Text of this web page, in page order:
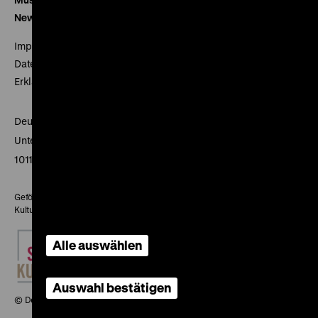
Newsletter
Impressum
Datenschutz
Erklärung digitale Barrierefreiheit
Deutsches Historisches Museum
Unter den Linden 2
10117 Berlin
Gefördert mit Mitteln des Beauftragten der Bundesregierung für
Kultur und Medien
© Deutsches Historisches Museum, 2026
Alle auswählen
Auswahl bestätigen